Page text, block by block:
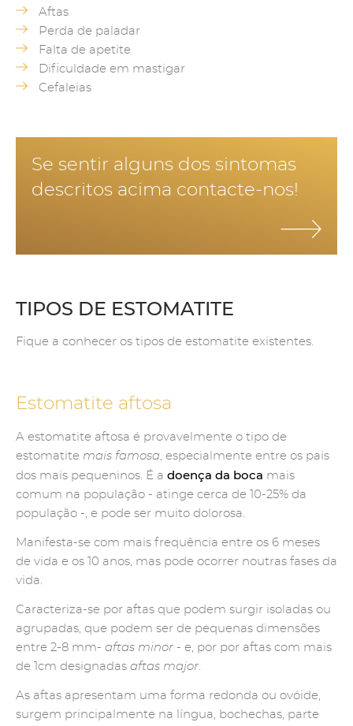
Aftas
Perda de paladar
Falta de apetite
Dificuldade em mastigar
Cefaleias
Se sentir alguns dos sintomas
descritos acima contacte-nos!
TIPOS DE ESTOMATITE
Fique a conhecer os tipos de estomatite existentes.
Estomatite aftosa
A estomatite aftosa é provavelmente o tipo de
estomatite mais famosa , especialmente entre os pais
dos mais pequeninos. É a doença da boca mais
comum na população - atinge cerca de 10-25% da
população -, e pode ser muito dolorosa.
Manifesta-se com mais frequência entre os 6 meses
de vida e os 10 anos, mas pode ocorrer noutras fases da
vida.
Caracteriza-se por aftas que podem surgir isoladas ou
agrupadas, que podem ser de pequenas dimensões
entre 2-8 mm- aftas minor - e, por por aftas com mais
de 1cm designadas aftas major
As aftas apresentam uma forma redonda ou ovóide,
surgem principalmente na língua, bochechas, parte